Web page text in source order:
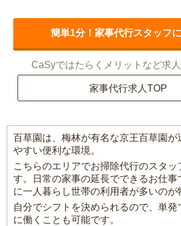
簡単1分！家事代行スタッフ
CaSyではたらくメリットなど求
家事代行求人TOP
百草園は、梅林が有名な京王百草園が
やすい便利な環境。
こちらのエリアでお掃除代行のスタッ
す。日常の家事の延長でできるお仕事
に一人暮らし世帯の利用者が多いのが
自分でシフトを決められるので、単発
に働くことも可能です。